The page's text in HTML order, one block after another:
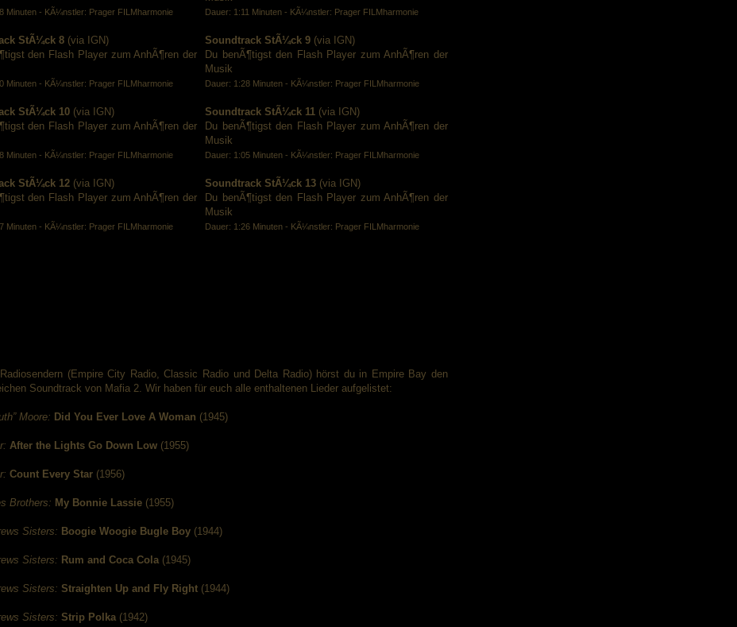
Minuten - KÃ¼nstler: Prager FILMharmonie Dauer: 1:11 Minuten - KÃ¼nstler: Prager FILMharmonie
StÃ¼ck 8 (via IGN)
den Flash Player zum AnhÃ¶ren der
Minuten - KÃ¼nstler: Prager FILMharmonie
Soundtrack StÃ¼ck 9 (via IGN)
Du benÃ¶tigst den Flash Player zum AnhÃ¶ren der
Musik
Dauer: 1:28 Minuten - KÃ¼nstler: Prager FILMharmonie
StÃ¼ck 10 (via IGN)
den Flash Player zum AnhÃ¶ren der
Minuten - KÃ¼nstler: Prager FILMharmonie
Soundtrack StÃ¼ck 11 (via IGN)
Du benÃ¶tigst den Flash Player zum AnhÃ¶ren der
Musik
Dauer: 1:05 Minuten - KÃ¼nstler: Prager FILMharmonie
StÃ¼ck 12 (via IGN)
den Flash Player zum AnhÃ¶ren der
Minuten - KÃ¼nstler: Prager FILMharmonie
Soundtrack StÃ¼ck 13 (via IGN)
Du benÃ¶tigst den Flash Player zum AnhÃ¶ren der
Musik
Dauer: 1:26 Minuten - KÃ¼nstler: Prager FILMharmonie
(Empire City Radio, Classic Radio und Delta Radio) hörst du in Empire Bay den
Soundtrack von Mafia 2. Wir haben für euch alle enthaltenen Lieder aufgelistet:
Moore: Did You Ever Love A Woman (1945)
After the Lights Go Down Low (1955)
Count Every Star (1956)
Brothers: My Bonnie Lassie (1955)
Sisters: Boogie Woogie Bugle Boy (1944)
Sisters: Rum and Coca Cola (1945)
Sisters: Straighten Up and Fly Right (1944)
Sisters: Strip Polka (1942)